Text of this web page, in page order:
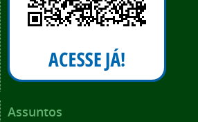
Assuntos